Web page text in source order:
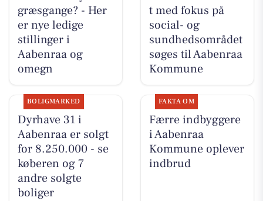
græsgange? - Her
er nye ledige
stillinger i
Aabenraa og
omegn
t med fokus på
social- og
sundhedsområdet
søges til Aabenraa
Kommune
BOLIGMARKED
Dyrhave 31 i
Aabenraa er solgt
for 8.250.000 - se
køberen og 7
andre solgte
boliger
FAKTA OM
Færre indbyggere
i Aabenraa
Kommune oplever
indbrud